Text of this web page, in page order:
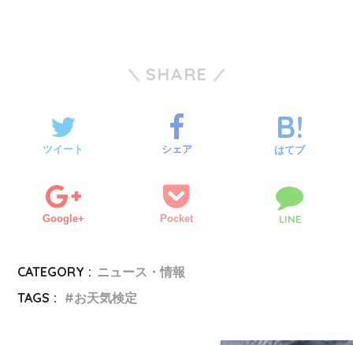
SHARE
ツイート シェア はてブ
Google+ Pocket LINE
CATEGORY : ニュース・情報
TAGS :
お天気検定